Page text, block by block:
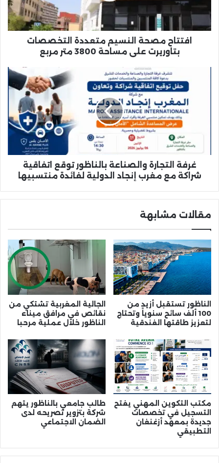
على
مساحة
3800
افتتاح مصحة النسيم متعددة التخصصات
بتاوريرت على مساحة 3800 متر مربع
والصناعة
مغرب
الدولية
غرفة التجارة والصناعة بالناظور توقع اتفاقية
شراكة مع مغرب إنجاد الدولية لفائدة منتسبيها
مقالات مشابهة
الناظور تستقبل أزيد من
100 ألف سائح سنوياً وتحتاج
لتعزيز طاقتها الفندقية
الجالية المغربية تشتكي من
نقائص في مرافق ميناء
الناظور خلال عملية مرحبا
مكتب التكوين المهني يفتح
التسجيل في تخصصات
جديدة بمعهد أزغنغان
التطبيقي
طالب جامعي بالناظور يتهم
شركة بتزوير تصريحه لدى
الضمان الاجتماعي